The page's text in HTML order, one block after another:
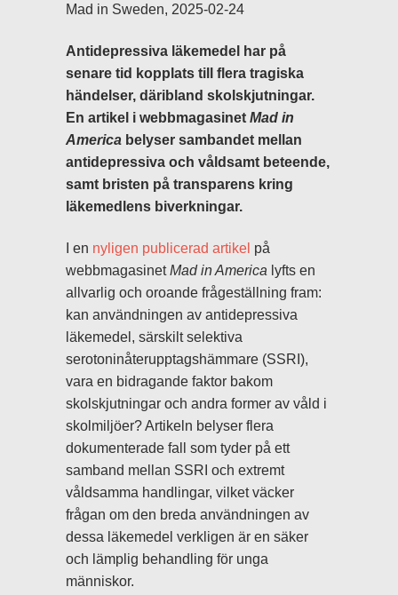
Mad in Sweden, 2025-02-24
Antidepressiva läkemedel har på
senare tid kopplats till flera tragiska
händelser, däribland skolskjutningar.
En artikel i webbmagasinet Mad in
America belyser sambandet mellan
antidepressiva och våldsamt beteende,
samt bristen på transparens kring
läkemedlens biverkningar.
I en nyligen publicerad artikel på
webbmagasinetMad in America lyfts en
allvarlig och oroande frågeställning fram:
kan användningen av antidepressiva
läkemedel, särskilt selektiva
serotoninåterupptagshämmare (SSRI),
vara en bidragande faktor bakom
skolskjutningar och andra former av våld i
skolmiljöer? Artikeln belyser flera
dokumenterade fall som tyder på ett
samband mellan SSRI och extremt
våldsamma handlingar, vilket väcker
frågan om den breda användningen av
dessa läkemedel verkligen är en säker
och lämplig behandling för unga
människor.